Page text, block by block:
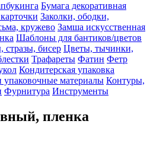
Бумага декоративная
Заколки, ободки,
кружево Замша искусственная
Шаблоны для бантиков/цветов
стразы, бисер Цветы, тычинки,
Трафареты Фатин Фетр
Кондитерская упаковка
упаковочные материалы Контуры,
Фурнитура Инструменты
пленка